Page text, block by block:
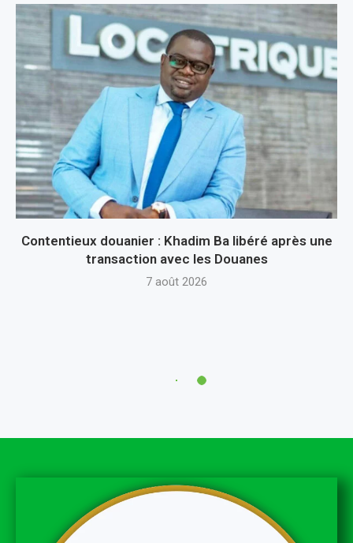
Contentieux douanier : Khadim Ba libéré après une
transaction avec les Douanes
7 août 2026